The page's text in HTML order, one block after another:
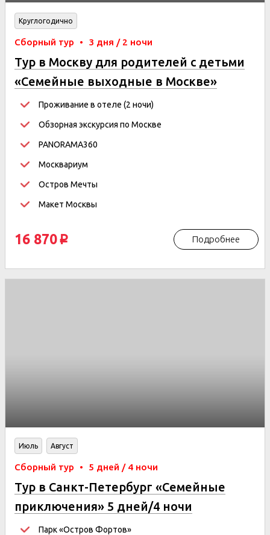
Круглогодично
Сборный тур • 3 дня / 2 ночи
Тур в Москву для родителей с детьми
«Семейные выходные в Москве»
3дня/2ночи
Проживание в отеле (2 ночи)
Обзорная экскурсия по Москве
PANORAMA360
Москвариум
Остров Мечты
Макет Москвы
16 870 p Подробнее
Июль Август
Сборный тур • 5 дней / 4 ночи
Тур в Санкт-Петербург «Семейные
приключения» 5 дней/4 ночи
Парк«Остров Фортов»